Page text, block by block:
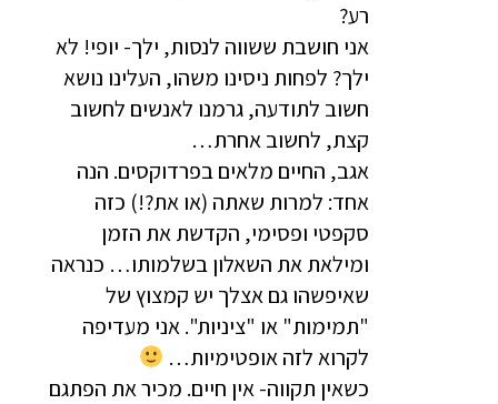
רע?
אני חושבת ששווה לנסות, ילך- יופי! לא
ילך? לפחות ניסינו משהו, העלינו נושא
חשוב לתודעה, גרמנו לאנשים לחשוב
קצת, לחשוב אחרת…
אגב, החיים מלאים בפרדוקסים. הנה
אחד: למרות שאתה (או את?!) כזה
סקפטי ופסימי, הקדשת את הזמן
ומילאת את השאלון בשלמותו… כנראה
שאיפשהו גם אצלך יש קמצוץ של
"תמימות" או "ציניות". אני מעדיפה
לקרוא לזה אופטימיות…
כשאין תקווה- אין חיים. מכיר את הפתגם